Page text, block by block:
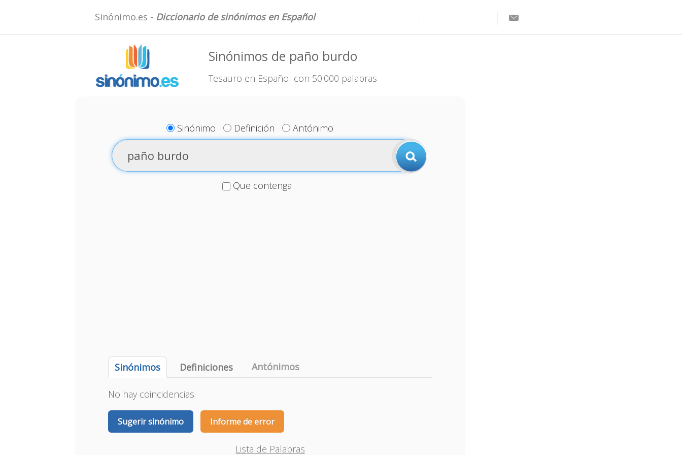
Sinónimo.es - Diccionario de sinónimos en Español
Sinónimos de paño burdo
Tesauro en Español con 50.000 palabras
Sinónimo Definición Antónimo
Que contenga
Sinónimos Definiciones Antónimos
No hay coincidencias
Sugerir sinónimo Informe de error
Lista de Palabras